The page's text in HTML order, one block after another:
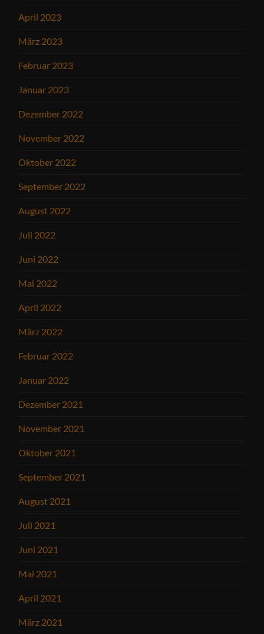
April 2023
März 2023
Februar 2023
Januar 2023
Dezember 2022
November 2022
Oktober 2022
September 2022
August 2022
Juli 2022
Juni 2022
Mai 2022
April 2022
März 2022
Februar 2022
Januar 2022
Dezember 2021
November 2021
Oktober 2021
September 2021
August 2021
Juli 2021
Juni 2021
Mai 2021
April 2021
März 2021